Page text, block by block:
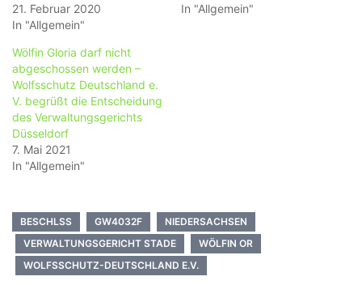
21. Februar 2020
In "Allgemein"
In "Allgemein"
Wölfin Gloria darf nicht
abgeschossen werden –
Wolfsschutz Deutschland e.
V. begrüßt die Entscheidung
des Verwaltungsgerichts
Düsseldorf
7. Mai 2021
In "Allgemein"
BESCHLSS GW4032F
NIEDERSACHSEN
VERWALTUNGSGERICHT STADE
WÖLFIN OR
WOLFSSCHUTZ-DEUTSCHLAND E.V.